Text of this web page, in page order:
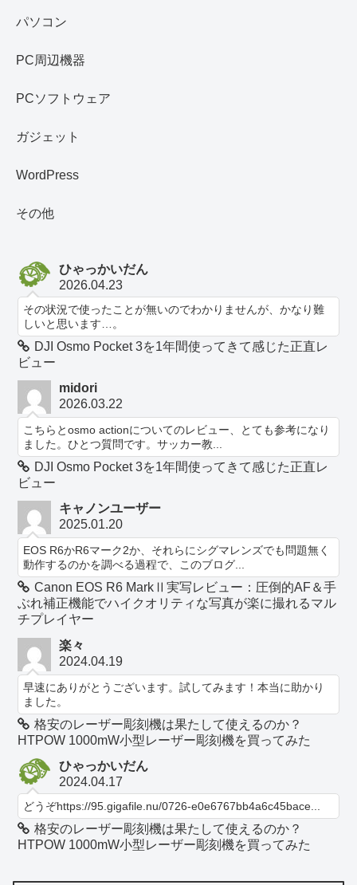
パソコン
PC周辺機器
PCソフトウェア
ガジェット
WordPress
その他
ひゃっかいだん
2026.04.23
その状況で使ったことが無いのでわかりませんが、かなり難
しいと思います…。
DJI Osmo Pocket 3を1年間使ってきて感じた正直レ
ビュー
midori
2026.03.22
こちらとosmo actionについてのレビュー、とても参考になり
ました。ひとつ質問です。サッカー教...
DJI Osmo Pocket 3を1年間使ってきて感じた正直レ
ビュー
キャノンユーザー
2025.01.20
EOS R6かR6マーク2か、それらにシグマレンズでも問題無く
動作するのかを調べる過程で、このブログ...
Canon EOS R6 MarkⅡ実写レビュー：圧倒的AF＆手
ぶれ補正機能でハイクオリティな写真が楽に撮れるマル
チプレイヤー
楽々
2024.04.19
早速にありがとうございます。試してみます！本当に助かり
ました。
格安のレーザー彫刻機は果たして使えるのか？
HTPOW 1000mW小型レーザー彫刻機を買ってみた
ひゃっかいだん
2024.04.17
どうぞhttps://95.gigafile.nu/0726-e0e6767bb4a6c45bace...
格安のレーザー彫刻機は果たして使えるのか？
HTPOW 1000mW小型レーザー彫刻機を買ってみた